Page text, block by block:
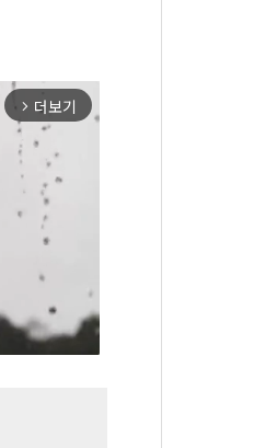
arrow_forward_ios 더보기